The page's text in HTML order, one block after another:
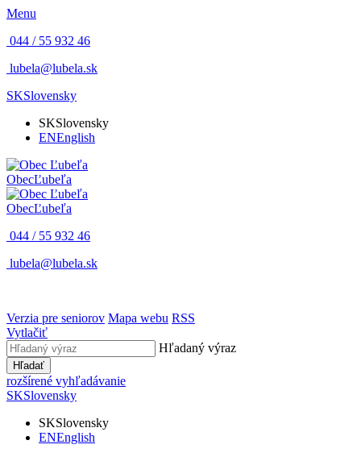
Menu
044 / 55 932 46
lubela@lubela.sk
SKSlovensky
SKSlovensky
ENEnglish
ObecĽubeľa
ObecĽubeľa
044 / 55 932 46
lubela@lubela.sk
Verzia pre seniorov Mapa webu RSS
Vytlačiť
Hľadaný výraz
Hľadať
rozšírené vyhľadávanie
SKSlovensky
SKSlovensky
ENEnglish